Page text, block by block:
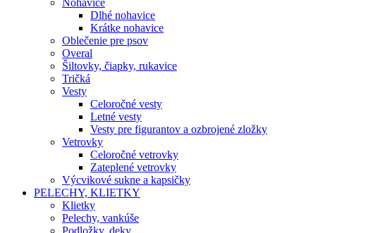
Nohavice
Dlhé nohavice
Krátke nohavice
Oblečenie pre psov
Overal
Šiltovky, čiapky, rukavice
Tričká
Vesty
Celoročné vesty
Letné vesty
Vesty pre figurantov a ozbrojené zložky
Vetrovky
Celoročné vetrovky
Zateplené vetrovky
Výcvikové sukne a kapsičky
PELECHY, KLIETKY
Klietky
Pelechy, vankúše
Podložky, deky